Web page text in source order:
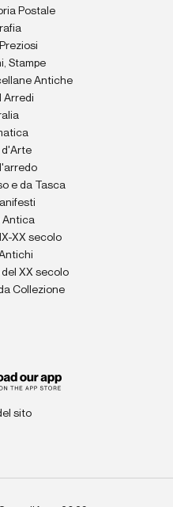
Postale
Stampe
Antiche
Arredi
e da Tasca
Antica
XX secolo
XX secolo
Collezione
sito